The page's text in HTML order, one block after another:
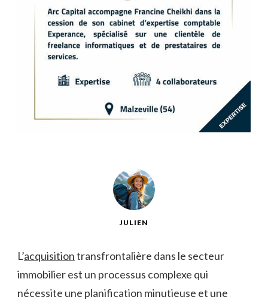
JULIEN
L’acquisitiontransfrontalière dans le secteur
immobilier est un processus complexe qui
nécessite une planification minutieuse et une